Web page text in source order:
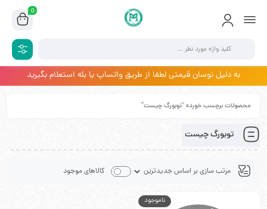
0
به دلیل نوسان قیمتی لطفا از طریق واتساپ یا بله استعلام بگیرید
محصولات برچسب خورده “توبورگ چیست”
توبورگ چیست
کالاهای موجود
ناموجود